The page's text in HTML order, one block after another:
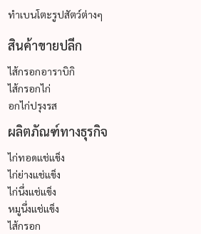
ทำเบนโตะรูปสัตว์ต่างๆ
สินค้าขายปลีก
ไส้กรอกอาราบิกิ
ไส้กรอกไก่
อกไก่ปรุงรส
ผลิตภัณฑ์ทางธุรกิจ
ไก่ทอดแช่แข็ง
ไก่ย่างแช่แข็ง
ไก่นึ่งแช่แข็ง
หมูนึ่งแช่แข็ง
ไส้กรอก